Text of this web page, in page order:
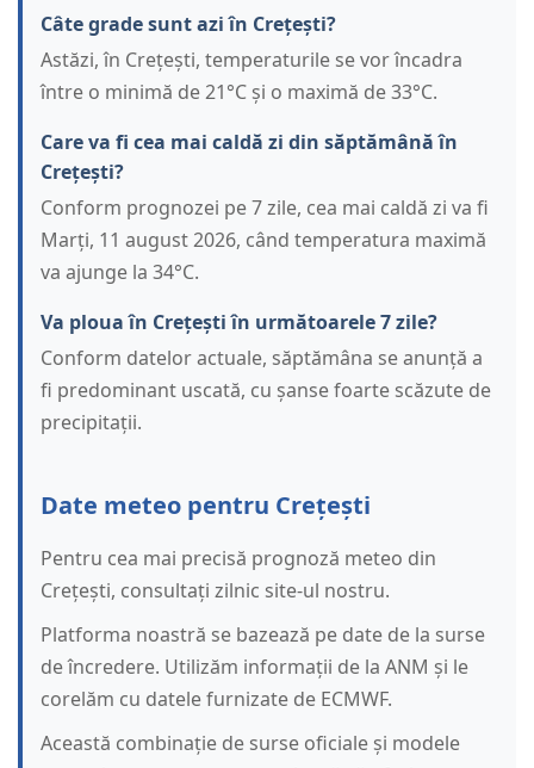
Câte grade sunt azi în Crețești?
Astăzi, în Crețești, temperaturile se vor încadra
între o minimă de 21°C și o maximă de 33°C.
Care va fi cea mai caldă zi din săptămână în
Crețești?
Conform prognozei pe 7 zile, cea mai caldă zi va fi
Marți, 11 august 2026, când temperatura maximă
va ajunge la 34°C.
Va ploua în Crețești în următoarele 7 zile?
Conform datelor actuale, săptămâna se anunță a
fi predominant uscată, cu șanse foarte scăzute de
precipitații.
Date meteo pentru Crețești
Pentru cea mai precisă prognoză meteo din
Crețești, consultați zilnic site-ul nostru.
Platforma noastră se bazează pe date de la surse
de încredere. Utilizăm informații de la ANM și le
corelăm cu datele furnizate de ECMWF.
Această combinație de surse oficiale și modele